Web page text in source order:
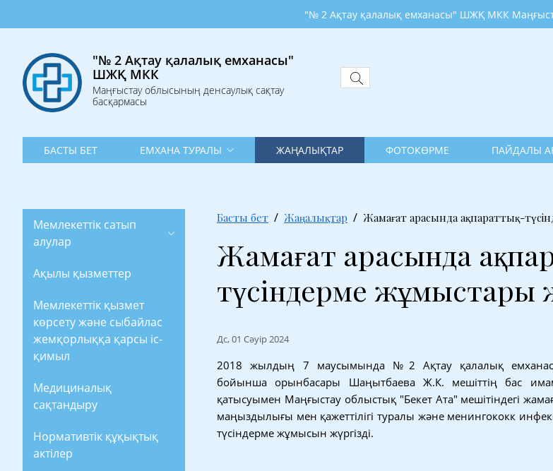
"№ 2 Ақтау қалалық емханасы" ШЖҚ МКК Маңғыстау
"№ 2 Ақтау қалалық емханасы"
ШЖҚ МКК
Маңғыстау облысының денсаулық сақтау
басқармасы
БАСТЫ БЕТ ЕМХАНА ТУРАЛЫ ЖАҢАЛЫҚТАР ФОТОКӨРМЕ ПАЙДАЛЫ
Мемлекеттік сатып
алулар
Ақылы қызметтер
Мемлекеттік қызмет
көрсету және сыбайлас
жемқорлыққа қарсы іс-
қимыл
Медициналық
сақтандыру
Нормативтік құқықтық
актілер
Басты бет Жаңалықтар Жамағат арасында ақпараттық-
Жамағат арасында
түсіндерме жұмыстары
Дс, 01 Сәуір 2024
2018 жылдың 7 маусымында №2 Ақтау қалалық
бойынша орынбасары Шаңытбаева Ж.К. мешіттің бас
қатысуымен Маңғыстау облыстық "Бекет Ата" мешітіндегі
маңыздылығы мен қажеттілігі туралы және менингококк
түсіндерме жұмысын жүргізді.